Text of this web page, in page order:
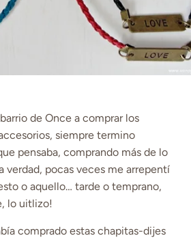
de Once a comprar los
siempre termino
pensaba, comprando más de lo
verdad, pocas veces me arrepentí
o aquello… tarde o temprano,
lo uitlizo!
comprado estas chapitas-dijes